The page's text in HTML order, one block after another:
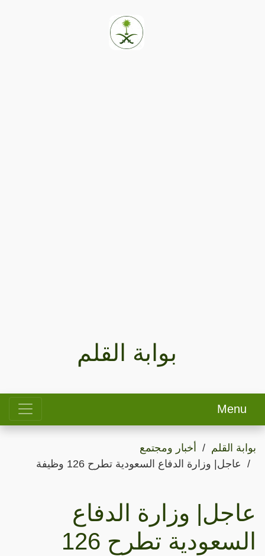
بوابة القلم
Menu
بوابة القلم
أخبار ومجتمع
عاجل| وزارة الدفاع السعودية تطرح 126 وظيفة
عاجل| وزارة الدفاع
السعودية تطرح 126